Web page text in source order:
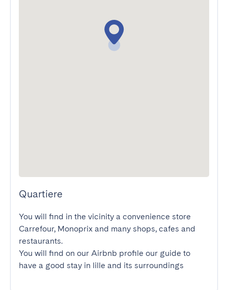
Quartiere
You will find in the vicinity a convenience store
Carrefour, Monoprix and many shops, cafes and
restaurants.
You will find on our Airbnb profile our guide to
have a good stay in lille and its surroundings